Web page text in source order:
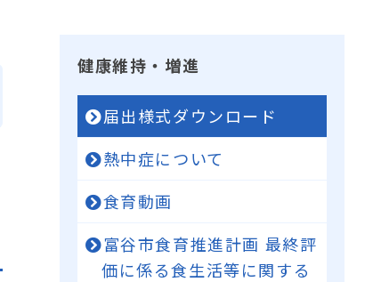
健康維持・増進
届出様式ダウンロード
熱中症について
食育動画
富谷市食育推進計画 最終評
価に係る食生活等に関する